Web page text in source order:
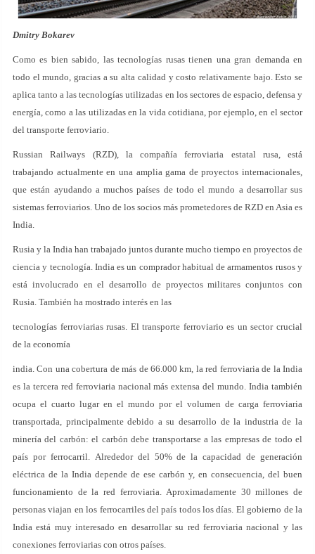
Dmitry Bokarev
Como es bien sabido, las tecnologías rusas tienen una gran demanda en
todo el mundo, gracias a su alta calidad y costo relativamente bajo. Esto se
aplica tanto a las tecnologías utilizadas en los sectores de espacio, defensa y
energía, como a las utilizadas en la vida cotidiana, por ejemplo, en el sector
del transporte ferroviario.
Russian Railways (RZD), la compañía ferroviaria estatal rusa, está
trabajando actualmente en una amplia gama de proyectos internacionales,
que están ayudando a muchos países de todo el mundo a desarrollar sus
sistemas ferroviarios. Uno de los socios más prometedores de RZD en Asia es
India.
Rusia y la India han trabajado juntos durante mucho tiempo en proyectos de
ciencia y tecnología. India es un comprador habitual de armamentos rusos y
está involucrado en el desarrollo de proyectos militares conjuntos con
Rusia. También ha mostrado interés en las
tecnologías ferroviarias rusas. El transporte ferroviario es un sector crucial
de la economía
india. Con una cobertura de más de 66.000 km, la red ferroviaria de la India
es la tercera red ferroviaria nacional más extensa del mundo. India también
ocupa el cuarto lugar en el mundo por el volumen de carga ferroviaria
transportada, principalmente debido a su desarrollo de la industria de la
minería del carbón: el carbón debe transportarse a las empresas de todo el
país por ferrocarril. Alrededor del 50% de la capacidad de generación
eléctrica de la India depende de ese carbón y, en consecuencia, del buen
funcionamiento de la red ferroviaria. Aproximadamente 30 millones de
personas viajan en los ferrocarriles del país todos los días. El gobierno de la
India está muy interesado en desarrollar su red ferroviaria nacional y las
conexiones ferroviarias con otros países.